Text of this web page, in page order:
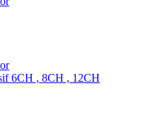
6CH , 8CH , 12CH